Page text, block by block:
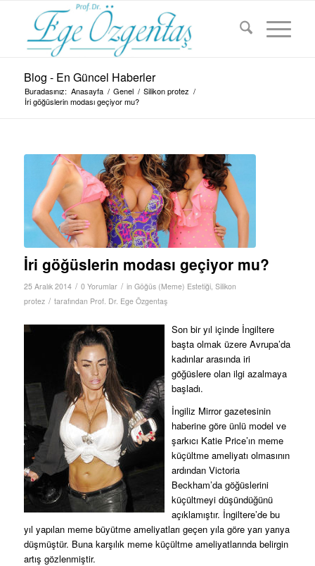
Blog - En Güncel Haberler
Buradasınız: Anasayfa / Genel / Silikon protez /
İri göğüslerin modası geçiyor mu?
İri göğüslerin modası geçiyor mu?
25 Aralık 2014 / 0 Yorumlar / in Göğüs (Meme) Estetiği, Silikon
protez / tarafından Prof. Dr. Ege Özgentaş
Son bir yıl içinde İngiltere
başta olmak üzere Avrupa’da
kadınlar arasında iri
göğüslere olan ilgi azalmaya
başladı.
İngiliz Mirror gazetesinin
haberine göre ünlü model ve
şarkıcı Katie Price’ın meme
küçültme ameliyatı olmasının
ardından Victoria
Beckham’da göğüslerini
küçültmeyi düşündüğünü
açıklamıştır. İngiltere’de bu
yıl yapılan meme büyütme ameliyatları geçen yıla göre yarı yarıya
düşmüştür. Buna karşılık meme küçültme ameliyatlarında belirgin
artış gözlenmiştir.